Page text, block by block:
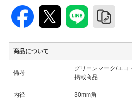
商品について
備考
グリーンマーク/エコ
掲載商品
内径 30mm角